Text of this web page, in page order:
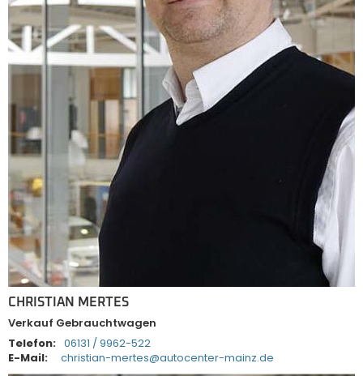
CHRISTIAN MERTES
Verkauf Gebrauchtwagen
Telefon: 06131 / 9962-522
E-Mail:
christian-mertes@autocenter-mainz.de